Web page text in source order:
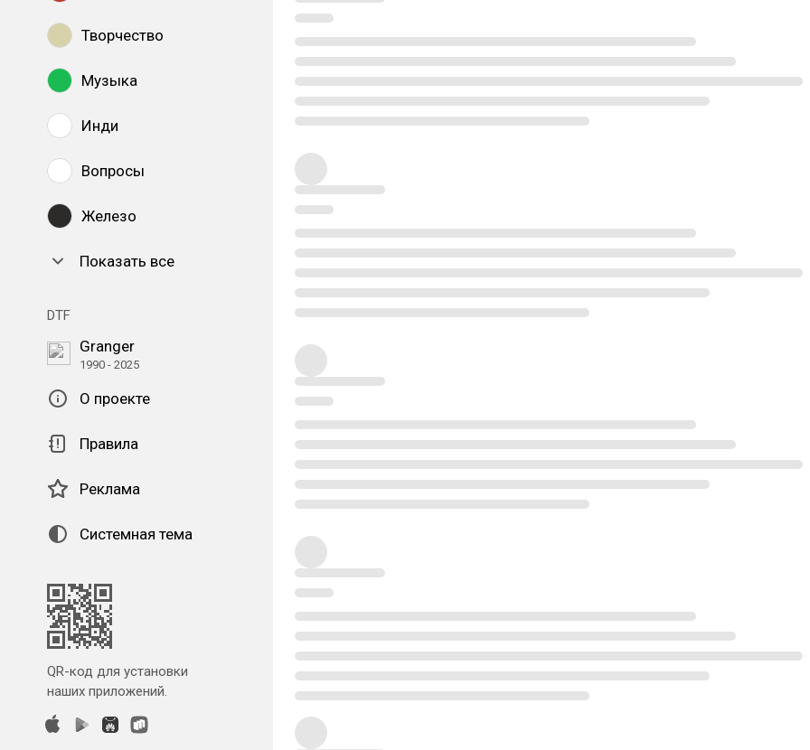
Творчество
Музыка
Инди
Вопросы
Железо
Показать все
DTF
Granger
1990 - 2025
О проекте
Правила
Реклама
Системная тема
QR-код для установки
наших приложений.